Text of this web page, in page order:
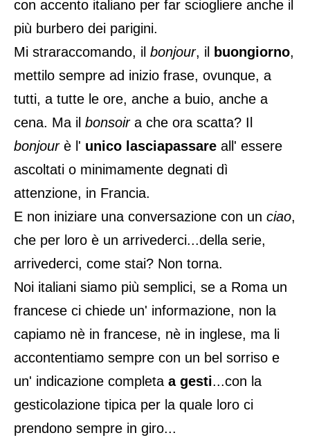
con accento italiano per far sciogliere anche il
più burbero dei parigini.
Mi straraccomando, il bonjour, il buongiorno,
mettilo sempre ad inizio frase, ovunque, a
tutti, a tutte le ore, anche a buio, anche a
cena. Ma il bonsoira che ora scatta? Il
bonjourè l' unico lasciapassare all' essere
ascoltati o minimamente degnati dì
attenzione, in Francia.
E non iniziare una conversazione con un ciao,
che per loro è un arrivederci...della serie,
arrivederci, come stai? Non torna.
Noi italiani siamo più semplici, se a Roma un
francese ci chiede un' informazione, non la
capiamo nè in francese, nè in inglese, ma li
accontentiamo sempre con un bel sorriso e
un' indicazione completa a gesti...con la
gesticolazione tipica per la quale loro ci
prendono sempre in giro...